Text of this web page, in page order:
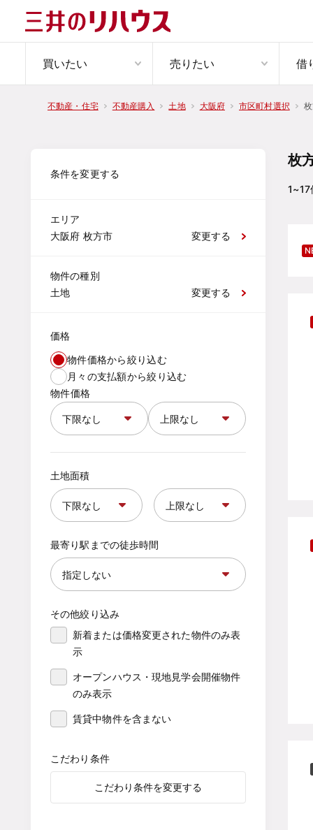
買いたい 売りたい 借
不動産・住宅 不動産購入 土地 大阪府 市区町村選択
条件を変更する
エリア
大阪府 枚方市
変更する
物件の種別
土地
変更する
価格
物件価格から絞り込む
月々の支払額から絞り込む
物件価格
土地面積
最寄り駅までの徒歩時間
その他絞り込み
新着または価格変更された物件のみ表
示
オープンハウス・現地見学会開催物件
のみ表示
賃貸中物件を含まない
こだわり条件
こだわり条件を変更する
枚
1~17